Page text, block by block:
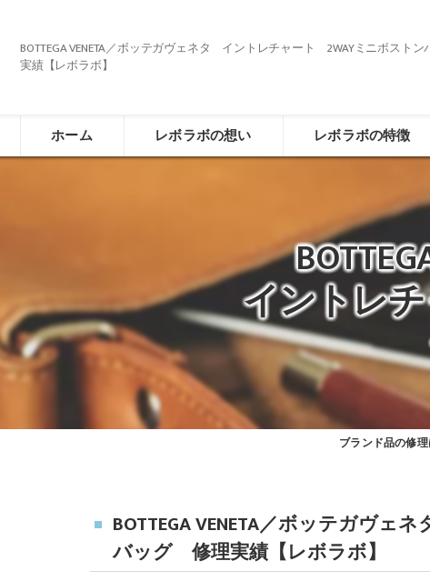
BOTTEGA VENETA／ボッテガヴェネタ イントレチャート 2WAYミニボスト
実績【レボラボ】
ホーム レボラボの想い レボラボの特徴
イントレ
ブランド品の修
BOTTEGA VENETA／ボッテガヴ
バッグ 修理実績【レボラボ】